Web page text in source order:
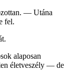
— Utána
fel.
alaposan
életveszély — de